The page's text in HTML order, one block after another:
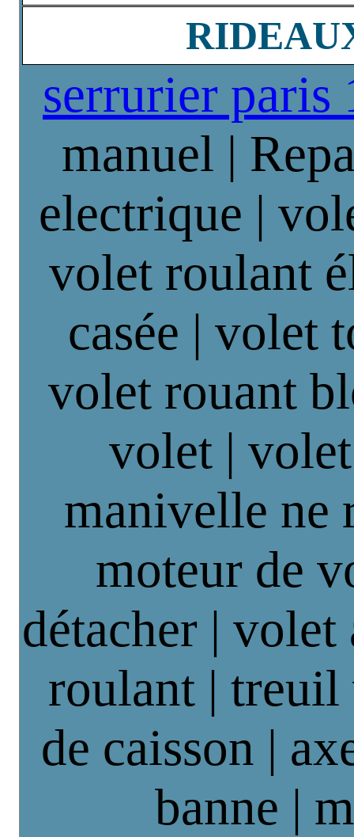
serrurier paris
manuel |
electrique |
volet roulant
casée | volet
volet rouant
volet |
manivelle ne
moteur de
détacher | volet
roulant |
de caisson |
banne |